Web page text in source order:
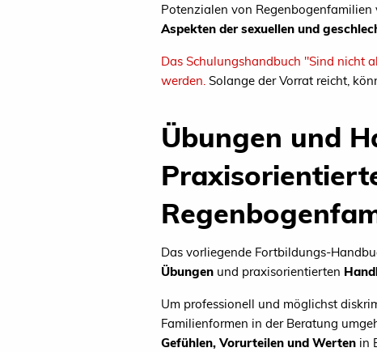
Potenzialen von
Aspekten der sexuellen und
Das Schulungshandbuch "Sind nicht
werden. Solange der Vorrat reicht,
Übungen und
Das vorliegende Fortbildungs-
Übungen und praxisorientierten
Um professionell und möglichst
Familienformen in der Beratung
Gefühlen, Vorurteilen und Werten in